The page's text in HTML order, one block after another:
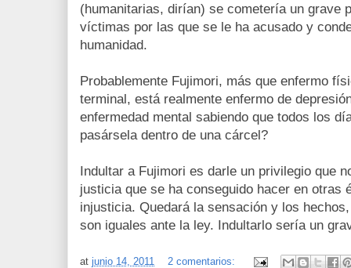
(humanitarias, dirían) se cometería un grave
víctimas por las que se le ha acusado y
humanidad.
Probablemente Fujimori, más que enfermo
terminal, está realmente enfermo de
enfermedad mental sabiendo que todos los
pasársela dentro de una cárcel?
Indultar a Fujimori es darle un privilegio que
justicia que se ha conseguido hacer en otras
injusticia. Quedará la sensación y los
son iguales ante la ley. Indultarlo sería un
at junio 14, 2011 2 comentarios: